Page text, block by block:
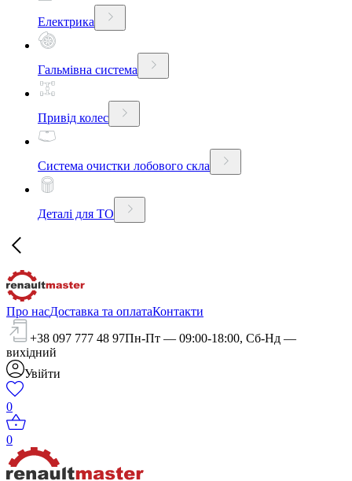
Електрика
Гальмівна система
Привід колес
Система очистки лобового скла
Деталі для ТО
Про насДоставка та оплатаКонтакти
+38 097 777 48 97Пн-Пт — 09:00-18:00, Сб-Нд —
вихідний
Увійти
0
0